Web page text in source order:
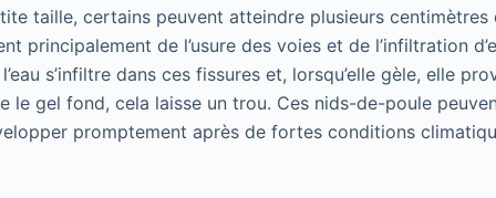
taille, certains peuvent atteindre plusieurs centimètres
principalement de l’usure des voies et de l’infiltration
s’infiltre dans ces fissures et, lorsqu’elle gèle, elle
le gel fond, cela laisse un trou. Ces nids-de-poule
promptement après de fortes conditions